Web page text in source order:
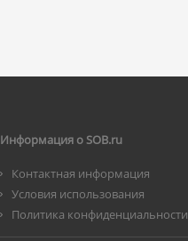
Информация о SOB.ru
Контактная информация
Условия использования
Политика конфиденциальности